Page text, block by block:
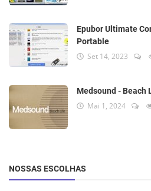
Epubor Ultimate
Portable
Set 14, 2023
Medsound - Beach
Mai 1, 2024
NOSSAS ESCOLHAS